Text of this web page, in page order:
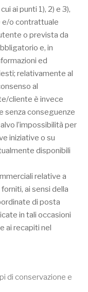
ai punti 1), 2) e 3),
e/o contrattuale
o prevista da
e, in
ed
relativamente al
al
cliente è invece
senza conseguenze
l’impossibilità per
iniziative o su
disponibili
relative a
ai sensi della
di posta
in tali occasioni
ai recapiti nel
di conservazione e